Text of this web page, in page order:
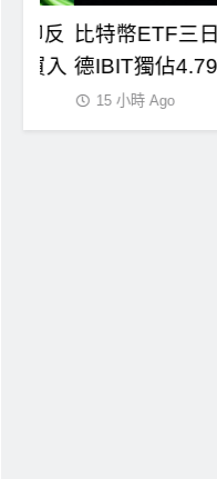
比特幣ETF三日吸
德IBIT獨佔4.79億
15 小時 Ago